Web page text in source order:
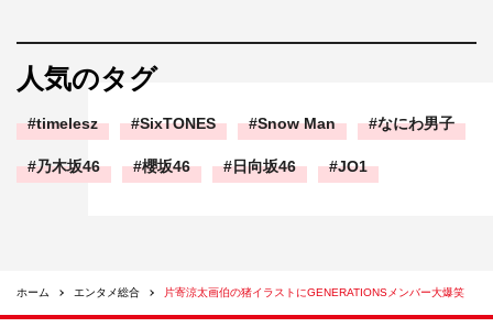
人気のタグ
timelesz SixTONES Snow Man なにわ男子
乃木坂46 櫻坂46 日向坂46 JO1
ホーム エンタメ総合 片寄涼太画伯の猪イラストにGENERATIONSメンバー大爆笑